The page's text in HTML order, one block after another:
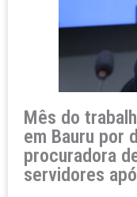
Mês do
em Bauru por
procuradora
servidores